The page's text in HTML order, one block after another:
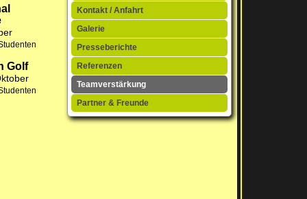
Golf
Kontakt / Anfahrt
Galerie
Presseberichte
Referenzen
Teamverstärkung
Partner & Freunde